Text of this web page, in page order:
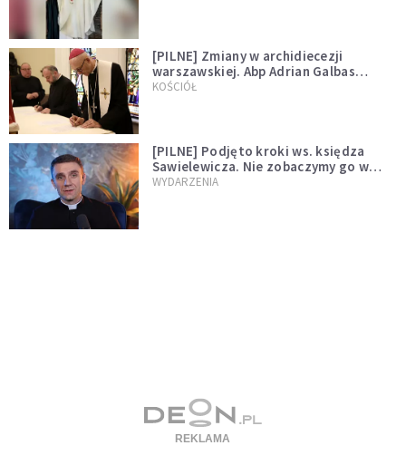
[PILNE] Zmiany w archidiecezji
warszawskiej. Abp Adrian Galbas
wręczył dekrety nowym proboszczom
KOŚCIÓŁ
[PILNE] Podjęto kroki ws. księdza
Sawielewicza. Nie zobaczymy go w
mediach
WYDARZENIA